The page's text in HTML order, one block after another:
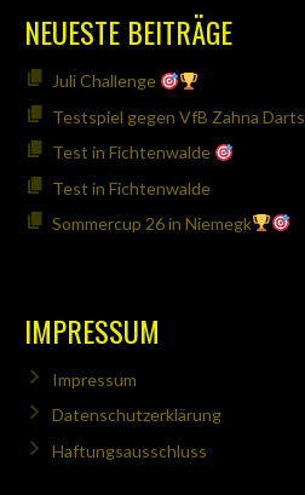
NEUESTE BEITRÄGE
Juli Challenge
Testspiel gegen VfB Zahna Darts
Test in Fichtenwalde
Test in Fichtenwalde
Sommercup 26 in Niemegk
IMPRESSUM
Impressum
Datenschutzerklärung
Haftungsausschluss